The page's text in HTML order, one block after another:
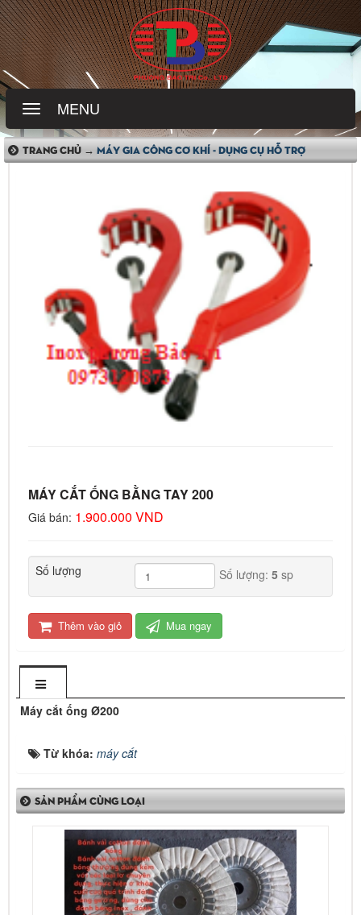
MENU
TRANG CHỦ → MÁY GIA CÔNG CƠ KHÍ - DỤNG CỤ HỖ TRỢ
MÁY CẮT ỐNG BẰNG TAY 200
Giá bán: 1.900.000 VND
Số lượng Số lượng:5 sp
Thêm vào giỏ Mua ngay
Máy cắt ống Ø200
Từ khóa: máy cắt
SẢN PHẨM CÙNG LOẠI